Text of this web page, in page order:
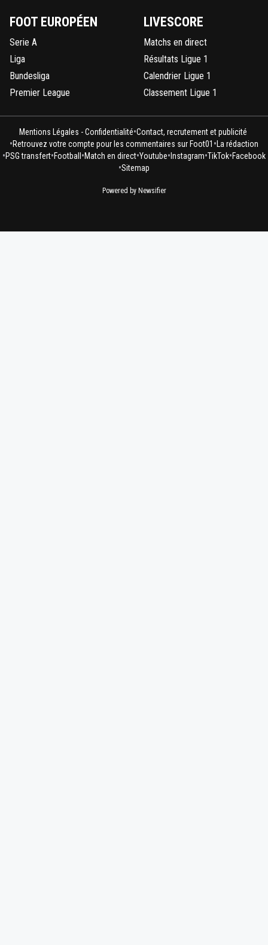
FOOT EUROPÉEN
Serie A
Liga
Bundesliga
Premier League
LIVESCORE
Matchs en direct
Résultats Ligue 1
Calendrier Ligue 1
Classement Ligue 1
Mentions Légales - Confidentialité•Contact, recrutement et publicité
•Retrouvez votre compte pour les commentaires sur Foot01 • La rédaction
•PSG transfert•Football •Match en direct•Youtube• Instagram•TikTok•Facebook
•Sitemap
Powered by Newsifier